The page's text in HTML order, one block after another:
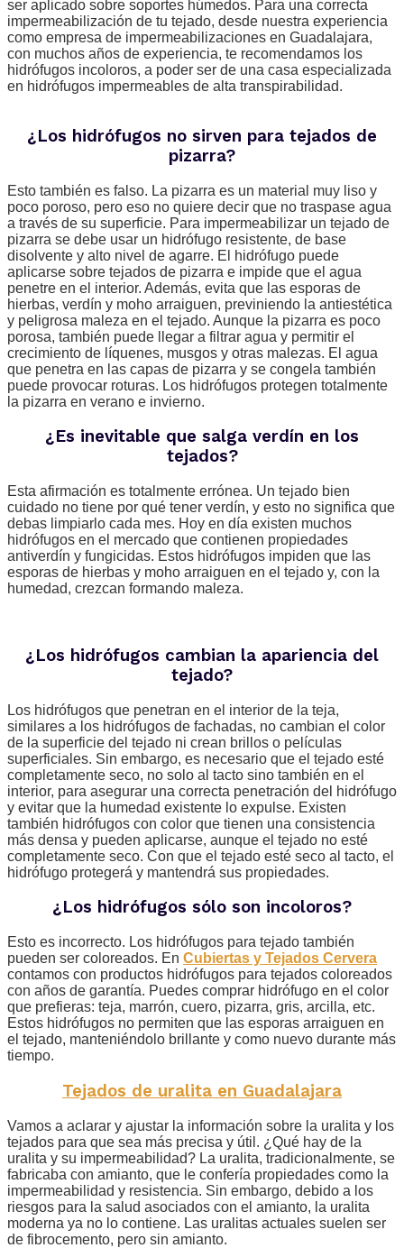
ser aplicado sobre soportes húmedos. Para una correcta
impermeabilización de tu tejado, desde nuestra experiencia
como empresa de impermeabilizaciones en Guadalajara,
con muchos años de experiencia, te recomendamos los
hidrófugos incoloros, a poder ser de una casa especializada
en hidrófugos impermeables de alta transpirabilidad.
¿Los hidrófugos no sirven para tejados de
pizarra?
Esto también es falso. La pizarra es un material muy liso y
poco poroso, pero eso no quiere decir que no traspase agua
a través de su superficie. Para impermeabilizar un tejado de
pizarra se debe usar un hidrófugo resistente, de base
disolvente y alto nivel de agarre. El hidrófugo puede
aplicarse sobre tejados de pizarra e impide que el agua
penetre en el interior. Además, evita que las esporas de
hierbas, verdín y moho arraiguen, previniendo la antiestética
y peligrosa maleza en el tejado. Aunque la pizarra es poco
porosa, también puede llegar a filtrar agua y permitir el
crecimiento de líquenes, musgos y otras malezas. El agua
que penetra en las capas de pizarra y se congela también
puede provocar roturas. Los hidrófugos protegen totalmente
la pizarra en verano e invierno.
¿Es inevitable que salga verdín en los
tejados?
Esta afirmación es totalmente errónea. Un tejado bien
cuidado no tiene por qué tener verdín, y esto no significa que
debas limpiarlo cada mes. Hoy en día existen muchos
hidrófugos en el mercado que contienen propiedades
antiverdín y fungicidas. Estos hidrófugos impiden que las
esporas de hierbas y moho arraiguen en el tejado y, con la
humedad, crezcan formando maleza.
¿Los hidrófugos cambian la apariencia del
tejado?
Los hidrófugos que penetran en el interior de la teja,
similares a los hidrófugos de fachadas, no cambian el color
de la superficie del tejado ni crean brillos o películas
superficiales. Sin embargo, es necesario que el tejado esté
completamente seco, no solo al tacto sino también en el
interior, para asegurar una correcta penetración del hidrófugo
y evitar que la humedad existente lo expulse. Existen
también hidrófugos con color que tienen una consistencia
más densa y pueden aplicarse, aunque el tejado no esté
completamente seco. Con que el tejado esté seco al tacto, el
hidrófugo protegerá y mantendrá sus propiedades.
¿Los hidrófugos sólo son incoloros?
Esto es incorrecto. Los hidrófugos para tejado también
pueden ser coloreados. En Cubiertas y Tejados Cervera
contamos con productos hidrófugos para tejados coloreados
con años de garantía. Puedes comprar hidrófugo en el color
que prefieras: teja, marrón, cuero, pizarra, gris, arcilla, etc.
Estos hidrófugos no permiten que las esporas arraiguen en
el tejado, manteniéndolo brillante y como nuevo durante más
tiempo.
Tejados de uralita en Guadalajara
Vamos a aclarar y ajustar la información sobre la uralita y los
tejados para que sea más precisa y útil. ¿Qué hay de la
uralita y su impermeabilidad? La uralita, tradicionalmente, se
fabricaba con amianto, que le confería propiedades como la
impermeabilidad y resistencia. Sin embargo, debido a los
riesgos para la salud asociados con el amianto, la uralita
moderna ya no lo contiene. Las uralitas actuales suelen ser
de fibrocemento, pero sin amianto.